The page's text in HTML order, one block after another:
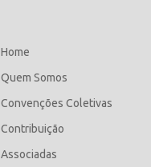
Home
Quem Somos
Convenções Coletivas
Contribuição
Associadas